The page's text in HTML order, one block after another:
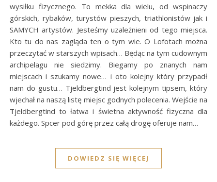
wysiłku fizycznego. To mekka dla wielu, od wspinaczy
górskich, rybaków, turystów pieszych, triathlonistów jak i
SAMYCH artystów. Jesteśmy uzależnieni od tego miejsca.
Kto tu do nas zagląda ten o tym wie. O Lofotach można
przeczytać w starszych wpisach… Będąc na tym cudownym
archipelagu nie siedzimy. Biegamy po znanych nam
miejscach i szukamy nowe… i oto kolejny który przypadł
nam do gustu… Tjeldbergtind jest kolejnym tipsem, który
wjechał na naszą listę miejsc godnych polecenia. Wejście na
Tjeldbergtind to łatwa i świetna aktywność fizyczna dla
każdego. Spcer pod górę przez całą drogę oferuje nam…
DOWIEDZ SIĘ WIĘCEJ